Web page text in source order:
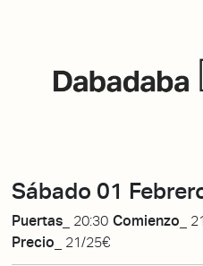
Sábado 01
Puertas_ 20:30 Comienzo_
Precio_ 21/25€